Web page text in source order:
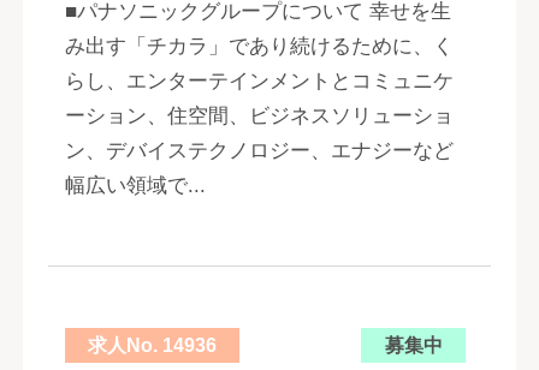
■パナソニックグループについて 幸せを生
み出す「チカラ」であり続けるために、く
らし、エンターテインメントとコミュニケ
ーション、住空間、ビジネスソリューショ
ン、デバイステクノロジー、エナジーなど
幅広い領域で...
求人No. 14936 募集中